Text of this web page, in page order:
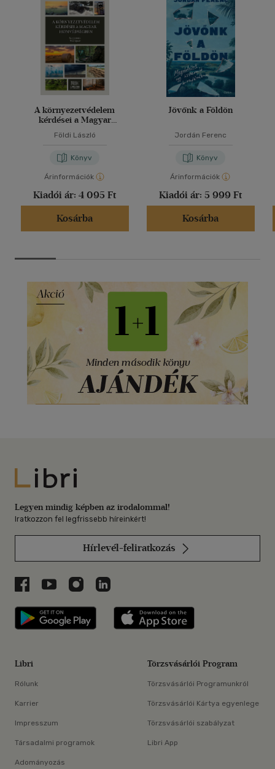
A környezetvédelem
kérdései a Magyar
Földi László
Könyv
Árinformációk
Kiadói ár: 4 095 Ft
Kosárba
Jövőnk a Földön
Jordán Ferenc
Könyv
Árinformációk
Kiadói ár: 5 999 Ft
Kosárba
Libri
Legyen mindig képben az irodalommal!
Iratkozzon fel legfrissebb híreinkért!
Hírlevél-feliratkozás
Libri a Facebookon
Libri a Youtube-on
Libri az Instagramon
Libri a LinkedInen
Libri applikáció Szerezd meg: Google
Libri
Rólunk
Karrier
Impresszum
Társadalmi programok
Adományozás
Törzsvásárlói Program
Törzsvásárlói Programunkról
Törzsvásárlói Kártya egyenlege
Törzsvásárlói szabályzat
Libri App